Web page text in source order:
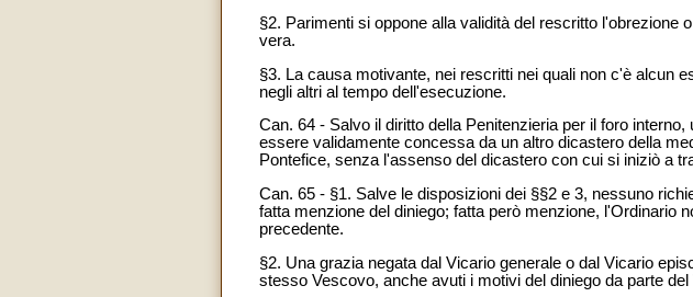
§2. Parimenti si oppone alla validità del rescritto
vera.
§3. La causa motivante, nei rescritti nei quali non c'è alcun
negli altri al tempo dell'esecuzione.
Can. 64 - Salvo il diritto della Penitenzieria per il foro
essere validamente concessa da un altro dicastero della
Pontefice, senza l'assenso del dicastero con cui si iniziò a
Can. 65 - §1. Salve le disposizioni dei §§2 e 3, nessuno
fatta menzione del diniego; fatta però menzione, l'Ordinario
precedente.
§2. Una grazia negata dal Vicario generale o dal Vicario
stesso Vescovo, anche avuti i motivi del diniego da parte